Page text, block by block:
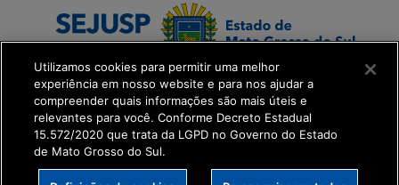
SETDIG | Secretaria-Executiva de Transformação
Utilizamos cookies para permitir uma melhor
experiência em nosso website e para nos ajudar a
compreender quais informações são mais úteis e
relevantes para você. Conforme Decreto Estadual
15.572/2020 que trata da LGPD no Governo do Estado
de Mato Grosso do Sul.